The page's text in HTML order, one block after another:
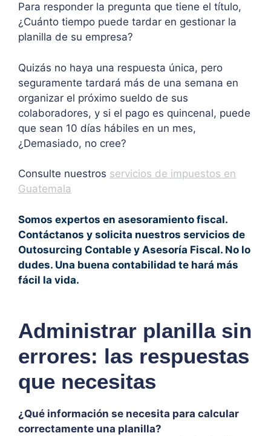
Para responder la pregunta que tiene el título,
¿Cuánto tiempo puede tardar en gestionar la
planilla de su empresa?
Quizás no haya una respuesta única, pero
seguramente tardará más de una semana en
organizar el próximo sueldo de sus
colaboradores, y si el pago es quincenal, puede
que sean 10 días hábiles en un mes,
¿Demasiado, no cree?
Consulte nuestros servicios de impuestos en
Guatemala
Somos expertos en asesoramiento fiscal.
Contáctanos y solicita nuestros servicios de
Outosurcing Contable y Asesoría Fiscal. No lo
dudes. Una buena contabilidad te hará más
fácil la vida.
Administrar planilla sin
errores: las respuestas
que necesitas
¿Qué información se necesita para calcular
correctamente una planilla?